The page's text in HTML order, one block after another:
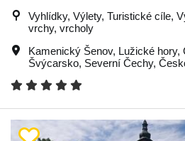
Vyhlídky, Výlety, Turistické cíle,
vrchy, vrcholy
Kamenický Šenov, Lužické hory,
Švýcarsko, Severní Čechy,